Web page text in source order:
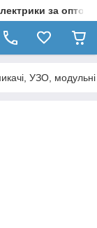
за
УЗО,